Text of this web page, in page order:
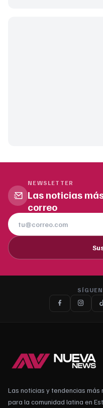
NEWSLETTER
Las noticias
correo
Las noticias y tendencias
para la comunidad latina en